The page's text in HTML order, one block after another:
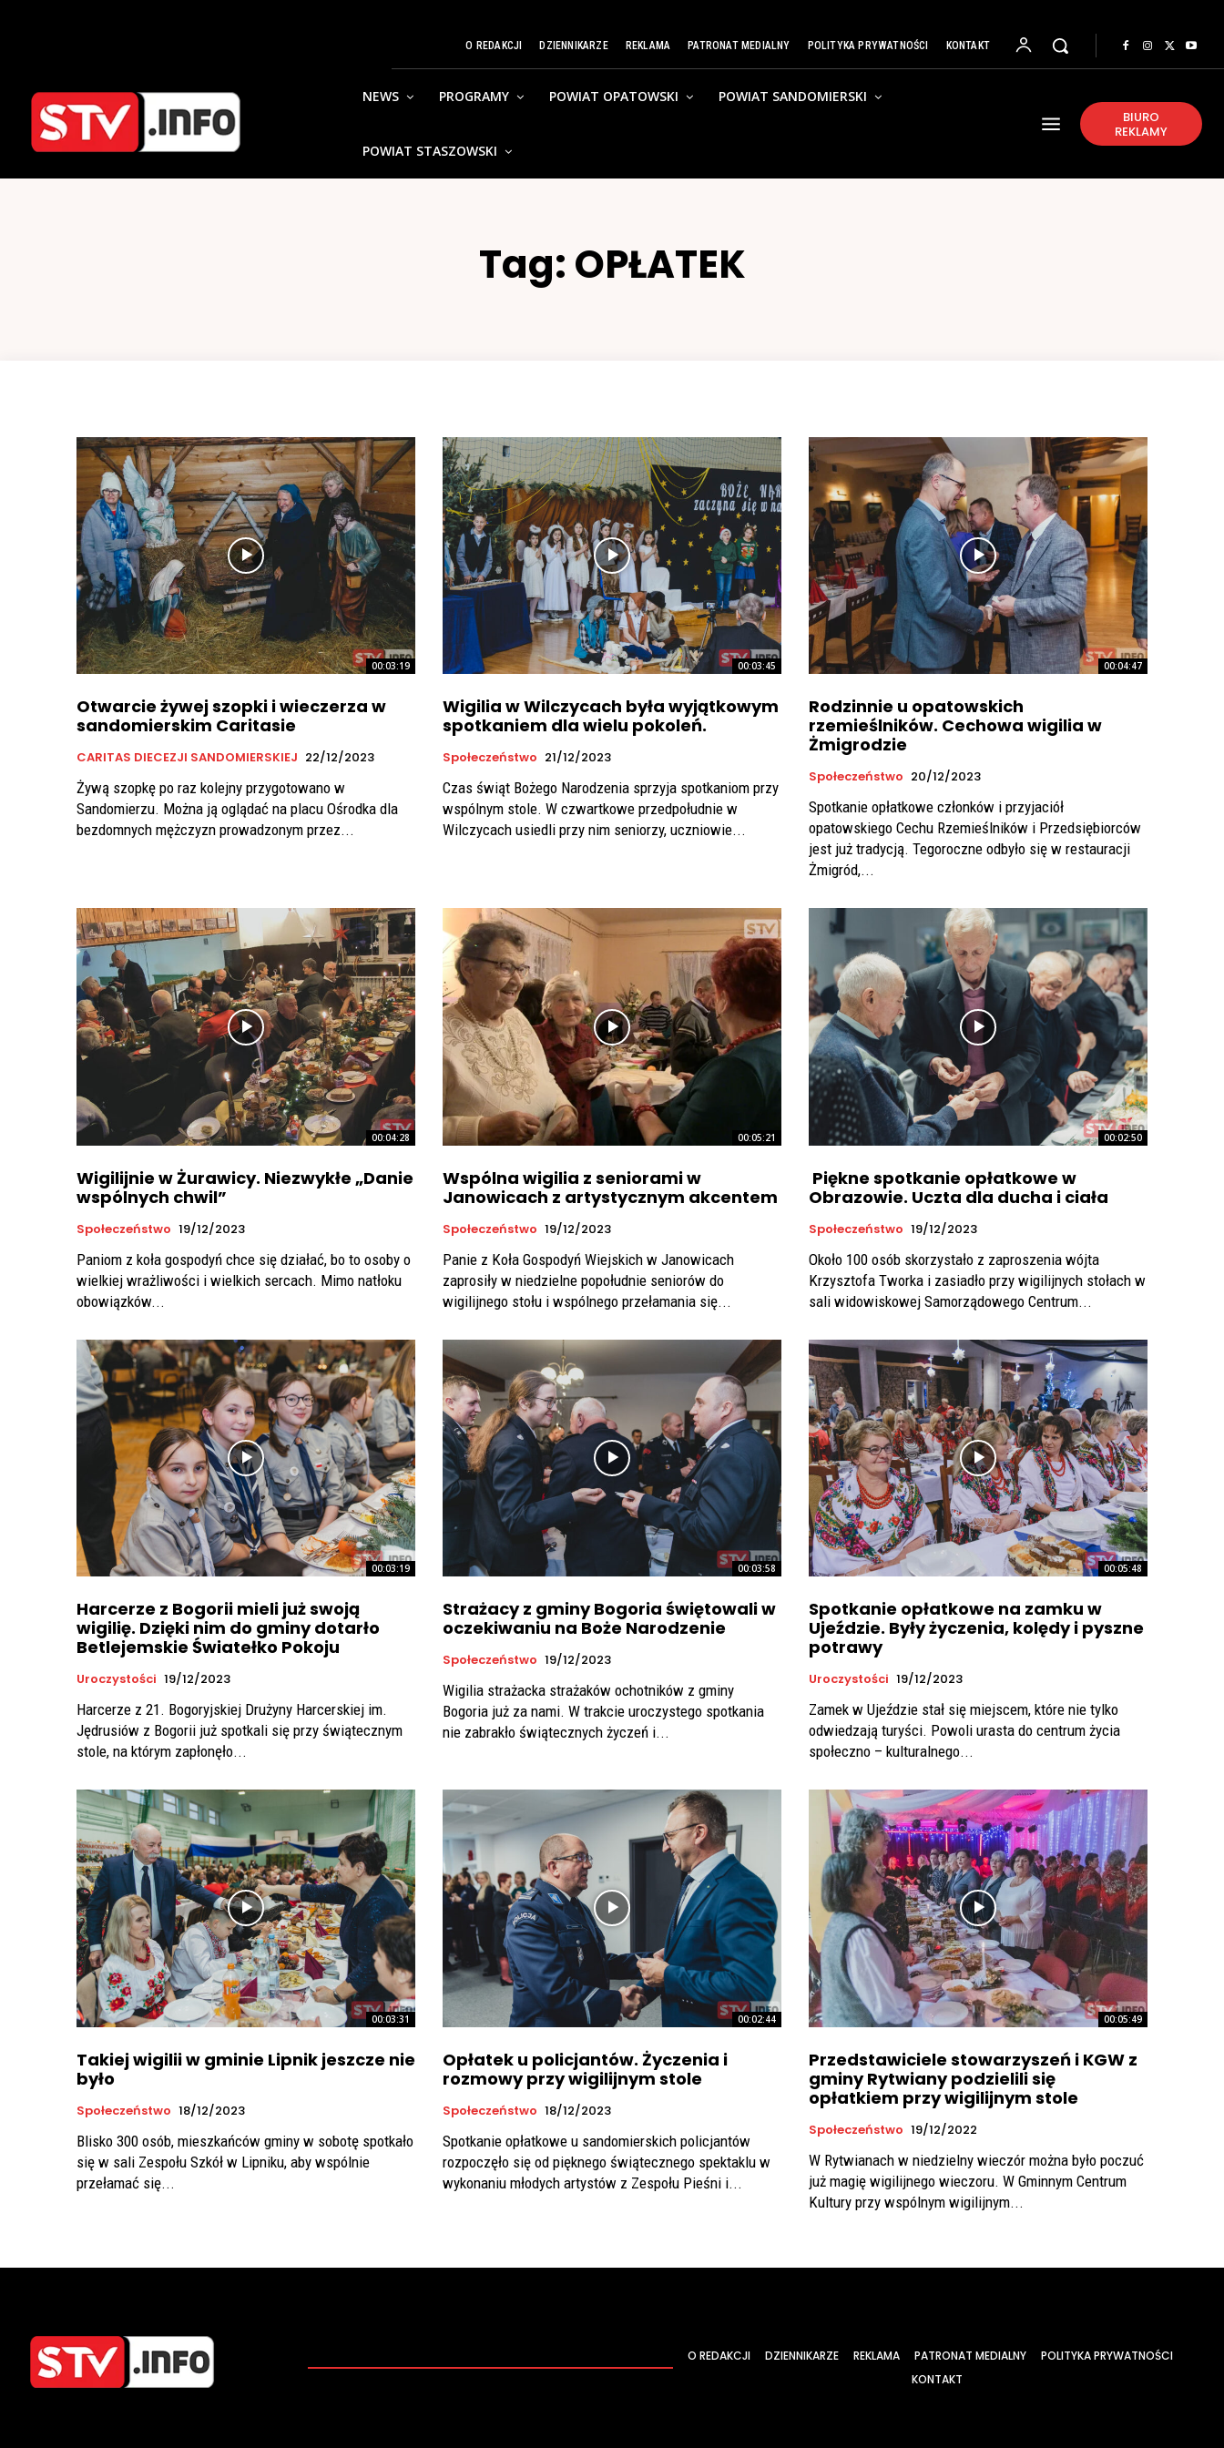
O REDAKCJI DZIENNIKARZE REKLAMA PATRONAT MEDIALNY POLITYKA PRYWATNOŚCI KONTAKT
NEWS PROGRAMY POWIAT OPATOWSKI POWIAT SANDOMIERSKI
POWIAT STASZOWSKI
BIURO
REKLAMY
Tag: OPŁATEK
00:03:19
Otwarcie żywej szopki i wieczerza w
sandomierskim Caritasie
CARITAS DIECEZJI SANDOMIERSKIEJ 22/12/2023
Żywą szopkę po raz kolejny przygotowano w
Sandomierzu. Można ją oglądać na placu Ośrodka dla
bezdomnych mężczyzn prowadzonym przez...
00:03:45
Wigilia w Wilczycach była wyjątkowym
spotkaniem dla wielu pokoleń.
Społeczeństwo 21/12/2023
Czas świąt Bożego Narodzenia sprzyja spotkaniom przy
wspólnym stole. W czwartkowe przedpołudnie w
Wilczycach usiedli przy nim seniorzy, uczniowie...
00:04:47
Rodzinnie u opatowskich
rzemieślników. Cechowa wigilia w
Żmigrodzie
Społeczeństwo 20/12/2023
Spotkanie opłatkowe członków i przyjaciół
opatowskiego Cechu Rzemieślników i Przedsiębiorców
jest już tradycją. Tegoroczne odbyło się w restauracji
Żmigród,...
00:04:28
Wigilijnie w Żurawicy. Niezwykłe „Danie
wspólnych chwil”
Społeczeństwo 19/12/2023
Paniom z koła gospodyń chce się działać, bo to osoby o
wielkiej wrażliwości i wielkich sercach. Mimo natłoku
obowiązków...
00:05:21
Wspólna wigilia z seniorami w
Janowicach z artystycznym akcentem
Społeczeństwo 19/12/2023
Panie z Koła Gospodyń Wiejskich w Janowicach
zaprosiły w niedzielne popołudnie seniorów do
wigilijnego stołu i wspólnego przełamania się...
00:02:50
Piękne spotkanie opłatkowe w
Obrazowie. Uczta dla ducha i ciała
Społeczeństwo 19/12/2023
Około 100 osób skorzystało z zaproszenia wójta
Krzysztofa Tworka i zasiadło przy wigilijnych stołach w
sali widowiskowej Samorządowego Centrum...
00:03:19
Harcerze z Bogorii mieli już swoją
wigilię. Dzięki nim do gminy dotarło
Betlejemskie Światełko Pokoju
Uroczystości 19/12/2023
Harcerze z 21. Bogoryjskiej Drużyny Harcerskiej im.
Jędrusiów z Bogorii już spotkali się przy świątecznym
stole, na którym zapłonęło...
00:03:58
Strażacy z gminy Bogoria świętowali w
oczekiwaniu na Boże Narodzenie
Społeczeństwo 19/12/2023
Wigilia strażacka strażaków ochotników z gminy
Bogoria już za nami. W trakcie uroczystego spotkania
nie zabrakło świątecznych życzeń i...
00:05:48
Spotkanie opłatkowe na zamku w
Ujeździe. Były życzenia, kolędy i pyszne
potrawy
Uroczystości 19/12/2023
Zamek w Ujeździe stał się miejscem, które nie tylko
odwiedzają turyści. Powoli urasta do centrum życia
społeczno – kulturalnego...
00:03:31
Takiej wigilii w gminie Lipnik jeszcze nie
było
Społeczeństwo 18/12/2023
Blisko 300 osób, mieszkańców gminy w sobotę spotkało
się w sali Zespołu Szkół w Lipniku, aby wspólnie
przełamać się...
00:02:44
Opłatek u policjantów. Życzenia i
rozmowy przy wigilijnym stole
Społeczeństwo 18/12/2023
Spotkanie opłatkowe u sandomierskich policjantów
rozpoczęło się od pięknego świątecznego spektaklu w
wykonaniu młodych artystów z Zespołu Pieśni i...
00:05:49
Przedstawiciele stowarzyszeń i KGW z
gminy Rytwiany podzielili się
opłatkiem przy wigilijnym stole
Społeczeństwo 19/12/2022
W Rytwianach w niedzielny wieczór można było poczuć
już magię wigilijnego wieczoru. W Gminnym Centrum
Kultury przy wspólnym wigilijnym...
O REDAKCJI DZIENNIKARZE REKLAMA PATRONAT MEDIALNY
POLITYKA PRYWATNOŚCI
KONTAKT